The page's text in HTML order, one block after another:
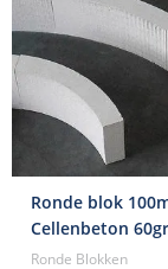
Ronde blok
Cellenbeton
Ronde Blokken